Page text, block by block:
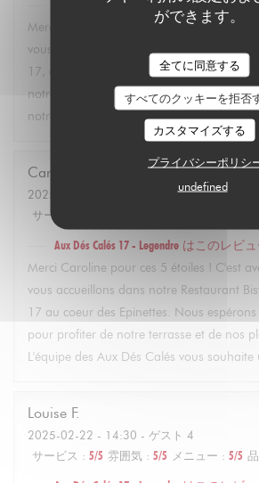
ができます。
全てに同意する
すべてのクッキーを拒否
カスタマイズする
プライバシーポリシ
undefined
Aux Dés Calés 17 - Legendre はこのレビ
Merci Martin pour vos 5 étoiles ! C'est
vous accueillons dans notre restaurant
17, où vous pourrez découvrir dès l'arrivée
notre terrasse et nos plats faits maison. À
notre bistro à Paris ! L'équipe des Aux Dés
Caroline
2025-02-21
- 12:45 - ゲスト 2
サービス
Aux Dés Calés 17 - Legendre はこのレビ
Merci Caroline pour ces 5 étoiles ! C'est
vous accueillons dans notre Restaurant
17 au coeur des Epinettes. Nous
pour profiter de notre terrasse et de nos
L'équipe des Aux Dés Calés vous
Louise F
2025-02-22 - 14:30 - ゲスト 4
サービス : 5/5 雰囲気 : 5/5 メニュー : 5/5